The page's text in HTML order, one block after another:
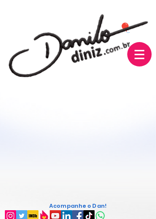
Acompanhe o Dan!